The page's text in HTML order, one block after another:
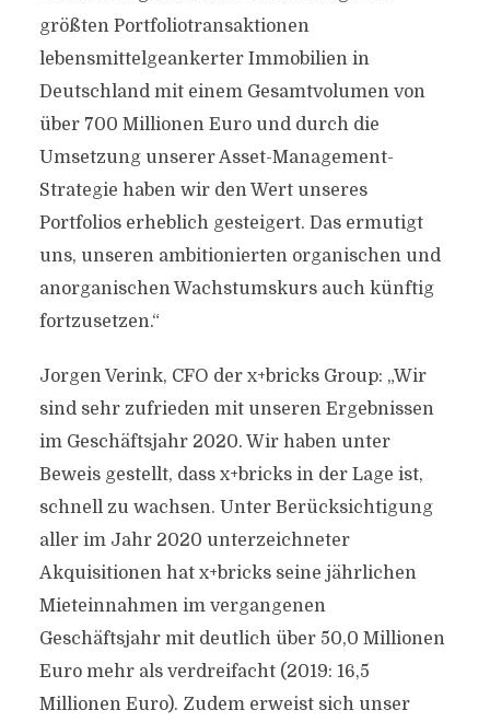
größten Portfoliotransaktionen
lebensmittelgeankerter Immobilien in
Deutschland mit einem Gesamtvolumen von
über 700 Millionen Euro und durch die
Umsetzung unserer Asset-Management-
Strategie haben wir den Wert unseres
Portfolios erheblich gesteigert. Das ermutigt
uns, unseren ambitionierten organischen und
anorganischen Wachstumskurs auch künftig
fortzusetzen.“
Jorgen Verink, CFO der x+bricks Group: „Wir
sind sehr zufrieden mit unseren Ergebnissen
im Geschäftsjahr 2020. Wir haben unter
Beweis gestellt, dass x+bricks in der Lage ist,
schnell zu wachsen. Unter Berücksichtigung
aller im Jahr 2020 unterzeichneter
Akquisitionen hat x+bricks seine jährlichen
Mieteinnahmen im vergangenen
Geschäftsjahr mit deutlich über 50,0 Millionen
Euro mehr als verdreifacht (2019: 16,5
Millionen Euro). Zudem erweist sich unser